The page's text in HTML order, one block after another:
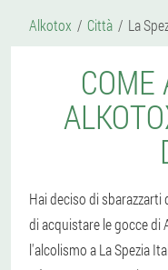
Alkotox Città La
COME
Hai deciso di sbarazzarti
di acquistare le gocce
l'alcolismo a La Spezia